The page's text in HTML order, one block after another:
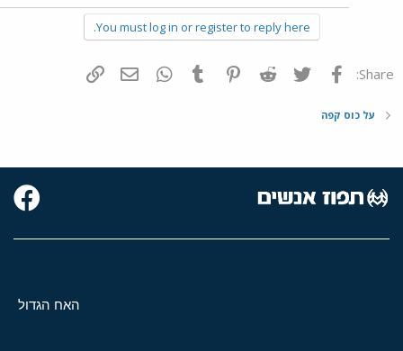
You must log in or register to reply here.
Share: פייסבוק Twitter
Reddit
Pinterest
Tumblr
WhatsAppדואר אלקטרוני
על כוס קפה
האח הגדול